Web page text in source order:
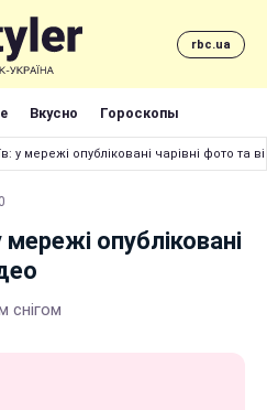
rbc.ua
Вкусно Гороскопы
у мережі опубліковані чарівні фото та
опубліковані
снігом